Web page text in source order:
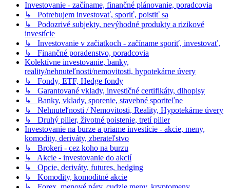
Investovanie - začíname, finančné plánovanie, poradcovia
↳ Potrebujem investovať, sporiť, poistiť sa
↳ Podozrivé subjekty, nevýhodné produkty a rizikové
investície
↳ Investovanie v začiatkoch - začíname sporiť, investovať,
↳ Finančné poradenstvo, poradcovia
Kolektívne investovanie, banky,
reality/nehnuteľnosti/nemovitosti, hypotekárne úvery
↳ Fondy, ETF, Hedge fondy
↳ Garantované vklady, investičné certifikáty, dlhopisy
↳ Banky, vklady, sporenie, stavebné sporiteľne
↳ Nehnuteľnosti / Nemovitosti, Reality, Hypotekárne úvery
↳ Druhý pilier, životné poistenie, tretí pilier
Investovanie na burze a priame investície - akcie, meny,
komodity, deriváty, zberateľstvo
↳ Brokeri - cez koho na burzu
↳ Akcie - investovanie do akcií
↳ Opcie, deriváty, futures, hedging
↳ Komodity, komoditné akcie